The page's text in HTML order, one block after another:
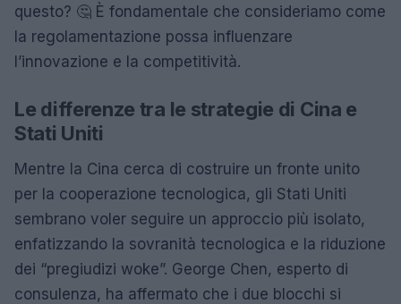
questo? 🤔 È fondamentale che consideriamo come
la regolamentazione possa influenzare
l’innovazione e la competitività.
Le differenze tra le strategie di Cina e
Stati Uniti
Mentre la Cina cerca di costruire un fronte unito
per la cooperazione tecnologica, gli Stati Uniti
sembrano voler seguire un approccio più isolato,
enfatizzando la sovranità tecnologica e la riduzione
dei “pregiudizi woke”. George Chen, esperto di
consulenza, ha affermato che i due blocchi si